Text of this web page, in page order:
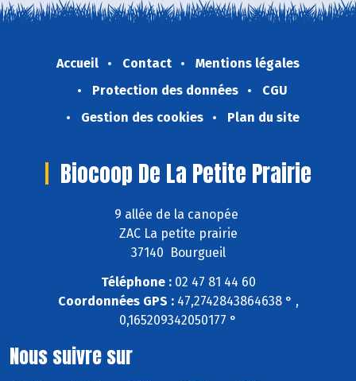
Accueil Contact
Mentions légales
Protection des données
CGU
Gestion des cookies
Plan du site
Biocoop De La Petite Prairie
9 allée de la canopée
ZAC La petite prairie
37140 Bourgueil
Téléphone :02 47 81 44 60
Coordonnées GPS :47,2742843864638 ° ,
0,165209342050177 °
Nous suivre sur